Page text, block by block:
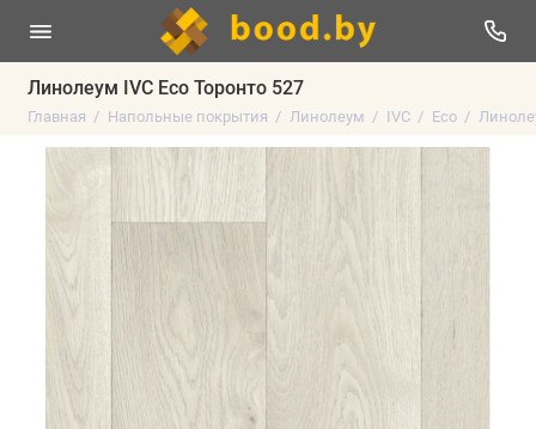
Линолеум IVC Eco Торонто 527
Главная Напольные покрытия Линолеум IVC Eco